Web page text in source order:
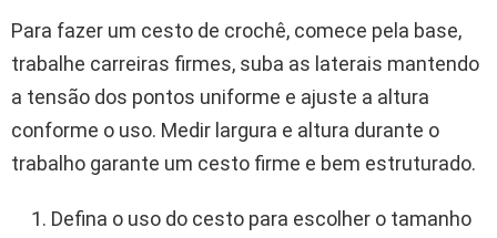
Para fazer um cesto de crochê, comece pela base,
trabalhe carreiras firmes, suba as laterais mantendo
a tensão dos pontos uniforme e ajuste a altura
conforme o uso. Medir largura e altura durante o
trabalho garante um cesto firme e bem estruturado.
Defina o uso do cesto para escolher o tamanho